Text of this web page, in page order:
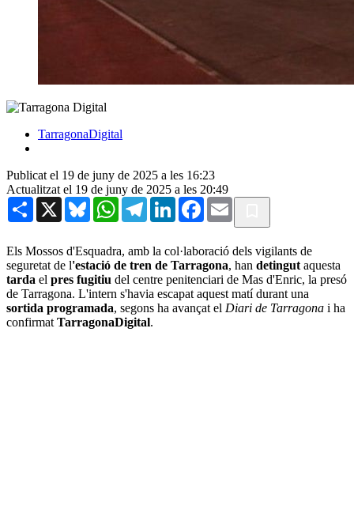
TarragonaDigital
Publicat el 19 de juny de 2025 a les 16:23
Actualitzat el 19 de juny de 2025 a les 20:49
Share X BlueskyWhatsAppTelegramLinkedInFacebook
Email
Els Mossos d'Esquadra, amb la col·laboració dels vigilants de
seguretat de l'estació de tren de Tarragona, han detingut aquesta
tarda el pres fugitiu del centre penitenciari de Mas d'Enric, la presó
de Tarragona. L'intern s'havia escapat aquest matí durant una
sortida programada, segons ha avançat el Diari de Tarragona i ha
confirmat TarragonaDigital.